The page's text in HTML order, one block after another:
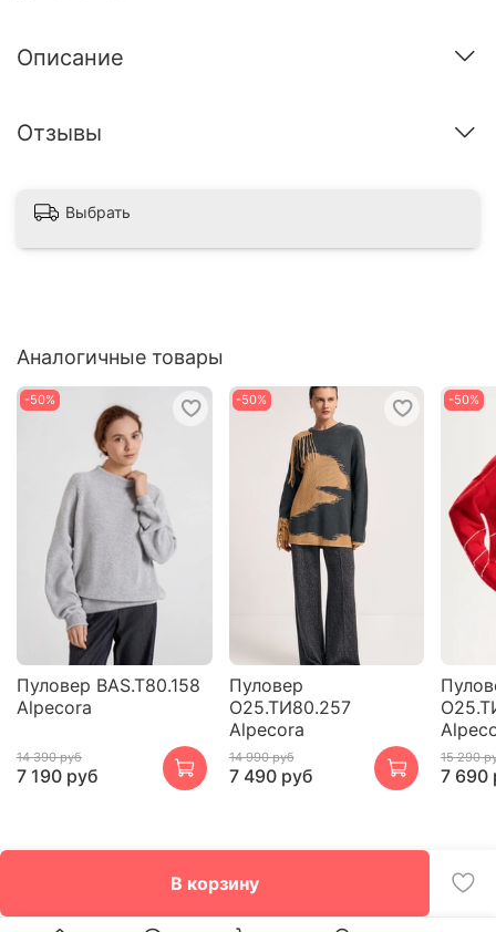
В корзину
Описание
Отзывы
Выбрать
Аналогичные товары
-50%
Пуловер BAS.T80.158
Alpecora
14 390 руб
7 190 руб
-50%
Пуловер
О25.ТИ80.257
Alpecora
14 990 руб
7 490 руб
-50%
15 290
7 690